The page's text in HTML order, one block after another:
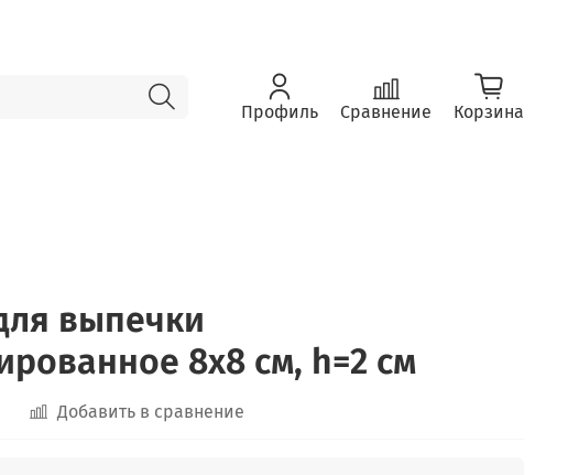
Профиль Сравнение Корзина
выпечки
8x8 см, h=2 см
Добавить в сравнение